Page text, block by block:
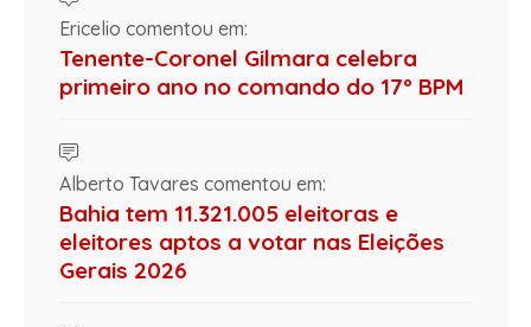
Ericelio comentou em:
Tenente-Coronel Gilmara celebra
primeiro ano no comando do 17º BPM
Alberto Tavares comentou em:
Bahia tem 11.321.005 eleitoras e
eleitores aptos a votar nas Eleições
Gerais 2026